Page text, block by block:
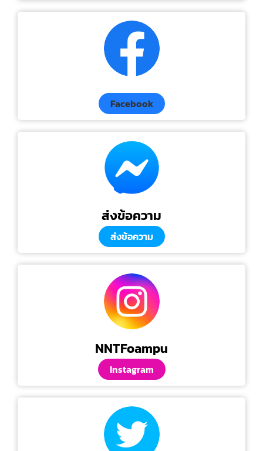
Facebook
ส่งข้อความ
ส่งข้อความ
NNTFoampu
Instagram